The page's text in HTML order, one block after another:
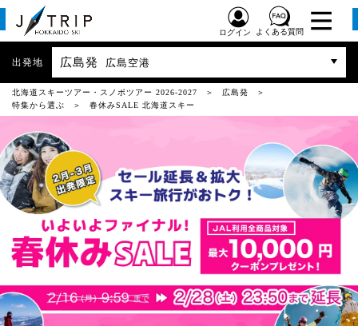
ログイン よくある質問
出発地 広島発 広島空港
北海道スキーツアー・スノボツアー 2026-2027
広島発
特集から選ぶ
春休みSALE 北海道スキー